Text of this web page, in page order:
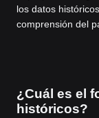
los datos
comprensión del
¿Cuál es el
históricos?